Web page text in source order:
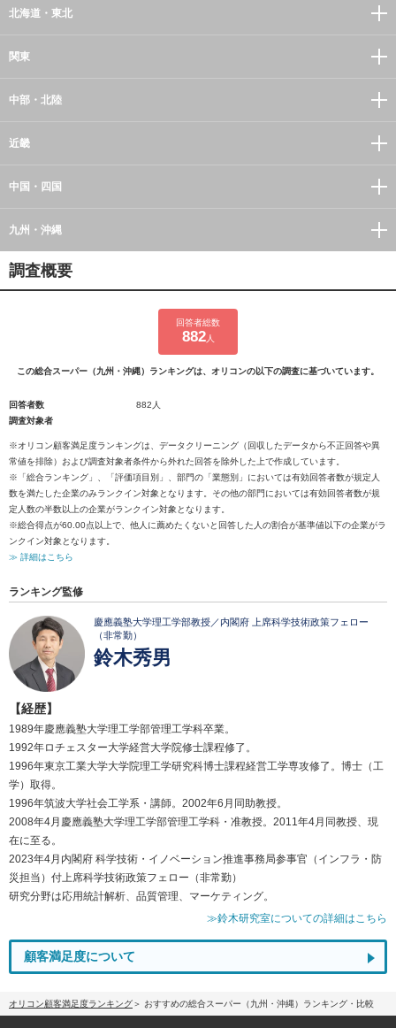
北海道・東北
関東
中部・北陸
近畿
中国・四国
九州・沖縄
調査概要
回答者総数
882人
この総合スーパー（九州・沖縄）ランキングは、オリコンの以下の調査に基づいています。
回答者数
882人
調査対象者
※オリコン顧客満足度ランキングは、データクリーニング（回収したデータから不正回答や異
常値を排除）および調査対象者条件から外れた回答を除外した上で作成しています。
※「総合ランキング」、「評価項目別」、部門の「業態別」においては有効回答者数が規定人
数を満たした企業のみランクイン対象となります。その他の部門においては有効回答者数が規
定人数の半数以上の企業がランクイン対象となります。
※総合得点が60.00点以上で、他人に薦めたくないと回答した人の割合が基準値以下の企業がラ
ンクイン対象となります。
≫ 詳細はこちら
ランキング監修
慶應義塾大学理工学部教授／内閣府 上席科学技術政策フェロー
（非常勤）
鈴木秀男
【経歴】
1989年慶應義塾大学理工学部管理工学科卒業。
1992年ロチェスター大学経営大学院修士課程修了。
1996年東京工業大学大学院理工学研究科博士課程経営工学専攻修了。博士（工
学）取得。
1996年筑波大学社会工学系・講師。2002年6月同助教授。
2008年4月慶應義塾大学理工学部管理工学科・准教授。2011年4月同教授、現
在に至る。
2023年4月内閣府 科学技術・イノベーション推進事務局参事官（インフラ・防
災担当）付上席科学技術政策フェロー（非常勤）
研究分野は応用統計解析、品質管理、マーケティング。
≫鈴木研究室についての詳細はこちら
顧客満足度について
オリコン顧客満足度ランキング おすすめの総合スーパー（九州・沖縄）ランキング・比較